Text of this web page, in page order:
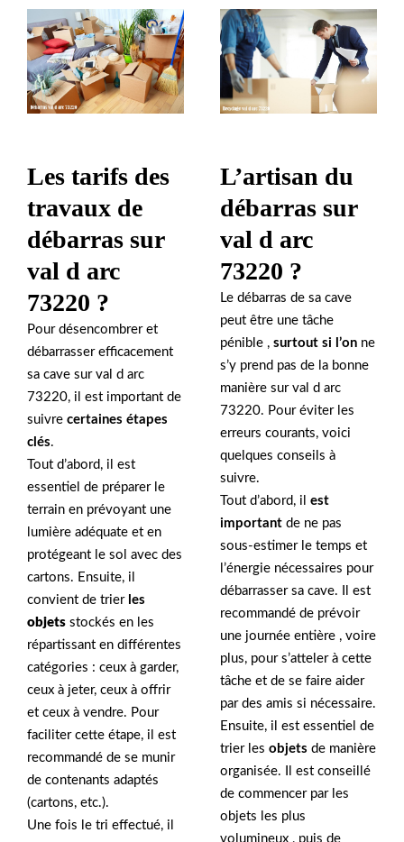
Les tarifs des
travaux de
débarras sur
val d arc
73220 ?
Pour désencombrer et
débarrasser efficacement
sa cave sur val d arc
73220, il est important de
suivre certaines étapes
clés.
Tout d’abord, il est
essentiel de préparer le
terrain en prévoyant une
lumière adéquate et en
protégeant le sol avec des
cartons. Ensuite, il
convient de trier les
objets stockés en les
répartissant en différentes
catégories : ceux à garder,
ceux à jeter, ceux à offrir
et ceux à vendre. Pour
faciliter cette étape, il est
recommandé de se munir
de contenants adaptés
(cartons, etc.).
Une fois le tri effectué, il
L’artisan du
débarras sur
val d arc
73220 ?
Le débarras de sa cave
peut être une tâche
pénible , surtout si l’on ne
s’y prend pas de la bonne
manière sur val d arc
73220. Pour éviter les
erreurs courants, voici
quelques conseils à
suivre.
Tout d’abord, il est
important de ne pas
sous-estimer le temps et
l’énergie nécessaires pour
débarrasser sa cave. Il est
recommandé de prévoir
une journée entière , voire
plus, pour s’atteler à cette
tâche et de se faire aider
par des amis si nécessaire.
Ensuite, il est essentiel de
trier les objets de manière
organisée. Il est conseillé
de commencer par les
objets les plus
volumineux , puis de